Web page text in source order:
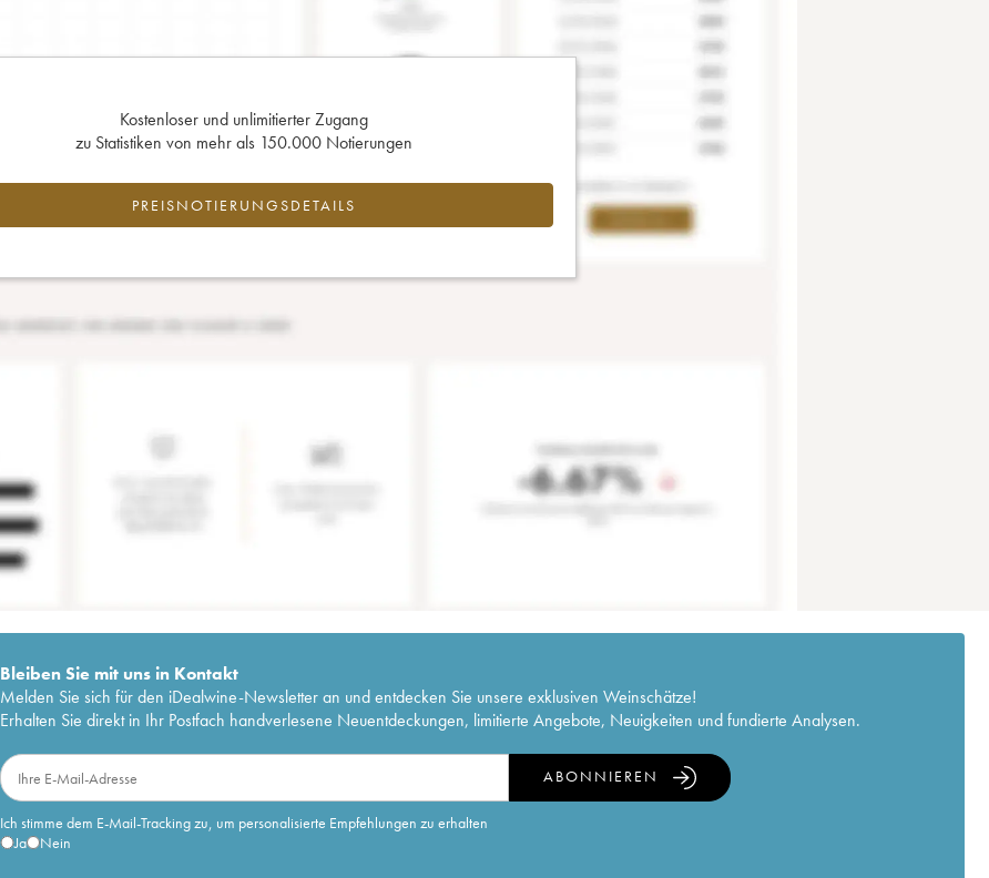
Kostenloser und unlimitierter Zugang
zu Statistiken von mehr als 150.000 Notierungen
PREISNOTIERUNGSDETAILS
Bleiben Sie mit uns in Kontakt
Melden Sie sich für den iDealwine-Newsletter an und entdecken Sie unsere exklusiven Weinschätze!
Erhalten Sie direkt in Ihr Postfach handverlesene Neuentdeckungen, limitierte Angebote, Neuigkeiten und fundierte Analysen.
Ich stimme dem E-Mail-Tracking zu, um personalisierte Empfehlungen zu erhalten
Ja
Nein
ABONNIEREN